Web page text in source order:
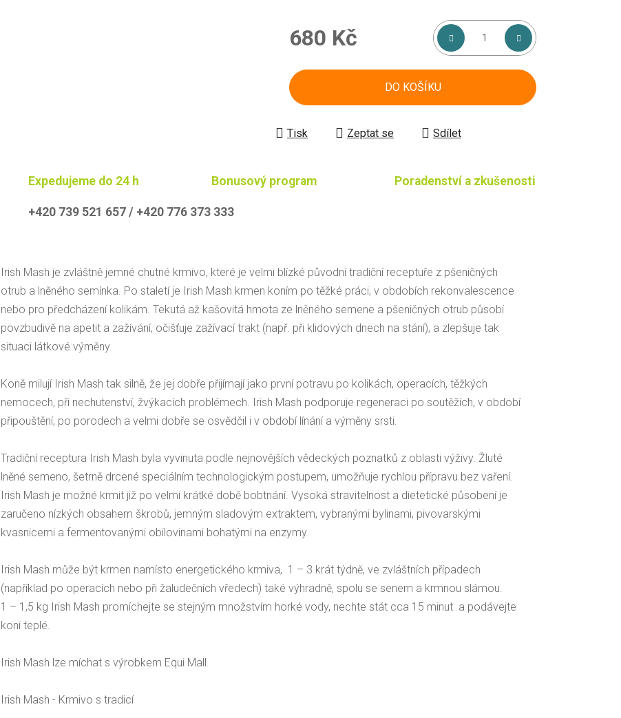
680 Kč
DO KOŠÍKU
Tisk Zeptat se Sdílet
Expedujeme do 24 h Bonusový program Poradenství a zkušenosti
+420 739 521 657 / +420 776 373 333
Irish Mash je zvláštně jemné chutné krmivo, které je velmi blízké původní tradiční receptuře z pšeničných
otrub a lněného semínka. Po staletí je Irish Mash krmen koním po těžké práci, v obdobích rekonvalescence
nebo pro předcházení kolikám. Tekutá až kašovitá hmota ze lněného semene a pšeničných otrub působí
povzbudivě na apetit a zažívání, očišťuje zažívací trakt (např. při klidových dnech na stání), a zlepšuje tak
situaci látkové výměny.
Koně milují Irish Mash tak silně, že jej dobře přijímají jako první potravu po kolikách, operacích, těžkých
nemocech, při nechutenství, žvýkacích problémech. Irish Mash podporuje regeneraci po soutěžích, v období
připouštění, po porodech a velmi dobře se osvědčil i v období línání a výměny srsti.
Tradiční receptura Irish Mash byla vyvinuta podle nejnovějších vědeckých poznatků z oblasti výživy. Žluté
lněné semeno, šetrně drcené speciálním technologickým postupem, umožňuje rychlou přípravu bez vaření.
Irish Mash je možné krmit již po velmi krátké době bobtnání. Vysoká stravitelnost a dietetické působení je
zaručeno nízkých obsahem škrobů, jemným sladovým extraktem, vybranými bylinami, pivovarskými
kvasnicemi a fermentovanými obilovinami bohatými na enzymy.
Irish Mash může být krmen namísto energetického krmiva, 1 – 3 krát týdně, ve zvláštních případech
(například po operacích nebo při žaludečních vředech) také výhradně, spolu se senem a krmnou slámou.
1 – 1,5 kg Irish Mash promíchejte se stejným množstvím horké vody, nechte stát cca 15 minut a podávejte
koni teplé.
Irish Mash lze míchat s výrobkem Equi Mall.
Irish Mash - Krmivo s tradicí